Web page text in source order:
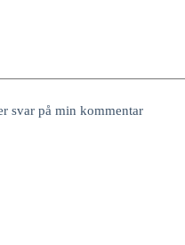
svar på min kommentar